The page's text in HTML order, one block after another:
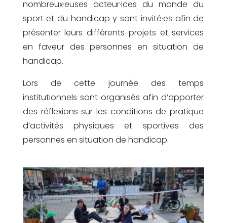
nombreux·euses acteur·ices du monde du
sport et du handicap y sont invité·es afin de
présenter leurs différents projets et services
en faveur des personnes en situation de
handicap.
Lors de cette journée des temps
institutionnels sont organisés afin d’apporter
des réflexions sur les conditions de pratique
d’activités physiques et sportives des
personnes en situation de handicap.